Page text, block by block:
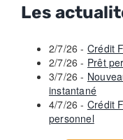
Les
2/7/26 - Crédit
2/7/26 - Prêt
3/7/26 -
instantané
4/7/26 - Crédit
personnel